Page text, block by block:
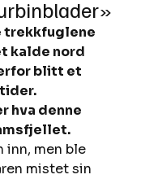
trekkfuglene
kalde nord
blitt et
hva denne
inn, men ble
mistet sin